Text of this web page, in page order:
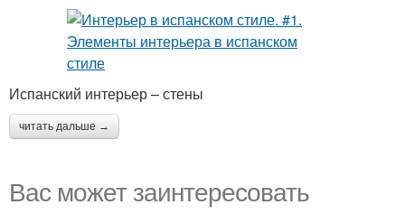
Испанский интерьер – стены
читать дальше →
Вас может заинтересовать